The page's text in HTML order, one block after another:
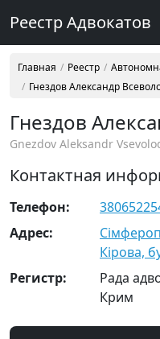
Реестр Адвокатов
Главная Реестр
Гнездов Александр
Гнездов
Gnezdov Aleksandr
Контактная
Телефон:
Адрес:
Кірова,
Регистр:
Рада
Крим